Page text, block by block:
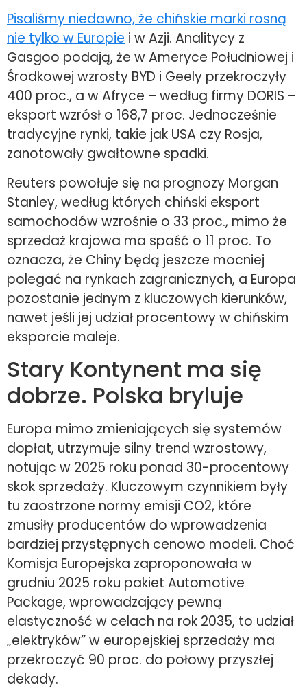
Pisaliśmy niedawno, że chińskie marki rosną
nie tylko w Europie i w Azji. Analitycy z
Gasgoo podają, że w Ameryce Południowej i
Środkowej wzrosty BYD i Geely przekroczyły
400 proc., a w Afryce – według firmy DORIS –
eksport wzrósł o 168,7 proc. Jednocześnie
tradycyjne rynki, takie jak USA czy Rosja,
zanotowały gwałtowne spadki.
Reuters powołuje się na prognozy Morgan
Stanley, według których chiński eksport
samochodów wzrośnie o 33 proc., mimo że
sprzedaż krajowa ma spaść o 11 proc. To
oznacza, że Chiny będą jeszcze mocniej
polegać na rynkach zagranicznych, a Europa
pozostanie jednym z kluczowych kierunków,
nawet jeśli jej udział procentowy w chińskim
eksporcie maleje.
Stary Kontynent ma się
dobrze. Polska bryluje
Europa mimo zmieniających się systemów
dopłat, utrzymuje silny trend wzrostowy,
notując w 2025 roku ponad 30-procentowy
skok sprzedaży. Kluczowym czynnikiem były
tu zaostrzone normy emisji CO2, które
zmusiły producentów do wprowadzenia
bardziej przystępnych cenowo modeli. Choć
Komisja Europejska zaproponowała w
grudniu 2025 roku pakiet Automotive
Package, wprowadzający pewną
elastyczność w celach na rok 2035, to udział
„elektryków” w europejskiej sprzedaży ma
przekroczyć 90 proc. do połowy przyszłej
dekady.